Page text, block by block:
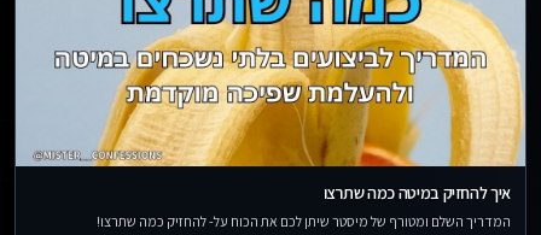
איך להחזיק במיטה כמה שתרצו
המדריך השלם ומטורף של מיסטר שיתן לכם את הכוח על- להחזיק כמה שתרצו!